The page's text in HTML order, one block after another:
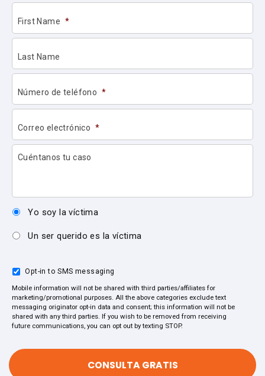
First Name *
Last Name
Número de teléfono *
Correo electrónico *
Cuéntanos tu caso
Yo soy la víctima
Un ser querido es la víctima
Opt-in to SMS messaging
Mobile information will not be shared with third parties/affiliates for
marketing/promotional purposes. All the above categories exclude text
messaging originator opt-in data and consent; this information will not be
shared with any third parties. If you wish to be removed from receiving
future communications, you can opt out by texting STOP.